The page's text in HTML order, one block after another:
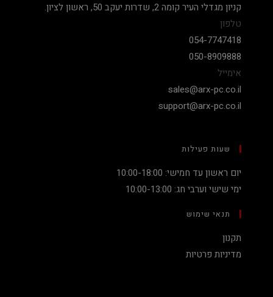
קניון מגדלי העיר קומה 2, שדרות יעקב 50, ראשון לציון.
טלפון
054-7747418
050-8909888
אימייל
sales@arx-pc.co.il
support@arx-pc.co.il
שעות פעילות
יום ראשון עד חמישי: 10:00-18:00
ימי שישי וערבי חג: 10:00-13:00
תנאי שימוש
תקנון
מדיניות פרטיות